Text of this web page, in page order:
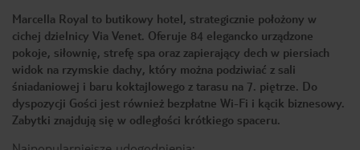
Marcella Royal to butikowy hotel, strategicznie położony w
cichej dzielnicy Via Venet. Oferuje 84 elegancko urządzone
pokoje, siłownię, strefę spa oraz zapierający dech w piersiach
widok na rzymskie dachy, który można podziwiać z sali
śniadaniowej i baru koktajlowego z tarasu na 7. piętrze. Do
dyspozycji Gości jest również bezpłatne Wi-Fi i kącik biznesowy.
Zabytki znajdują się w odległości krótkiego spaceru.